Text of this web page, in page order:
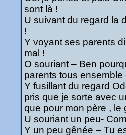
sont là !
U suivant du regard la
!
Y voyant ses parents
mal !
O souriant – Ben
parents tous ensemble
Y fusillant du regard
pris que je sorte avec
que pour mon père , le
U souriant un peu-
Y un peu gênée – Tu